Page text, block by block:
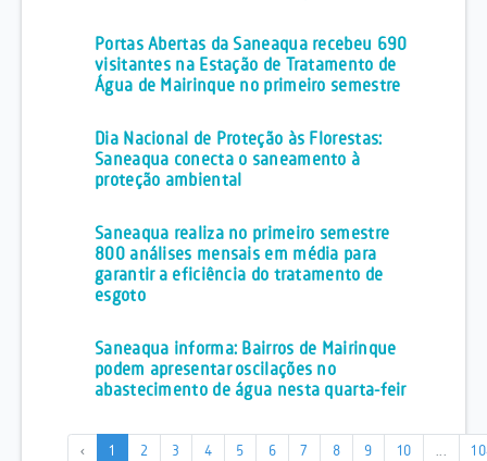
Portas Abertas da Saneaqua recebeu 690
visitantes na Estação de Tratamento de
Água de Mairinque no primeiro semestre
Dia Nacional de Proteção às Florestas:
Saneaqua conecta o saneamento à
proteção ambiental
Saneaqua realiza no primeiro semestre
800 análises mensais em média para
garantir a eficiência do tratamento de
esgoto
Saneaqua informa: Bairros de Mairinque
podem apresentar oscilações no
abastecimento de água nesta quarta-feir
‹ 1 2 3 4 5 6 7 8 9 10 ...